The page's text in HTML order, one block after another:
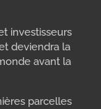
investisseurs
deviendra la
avant la
parcelles